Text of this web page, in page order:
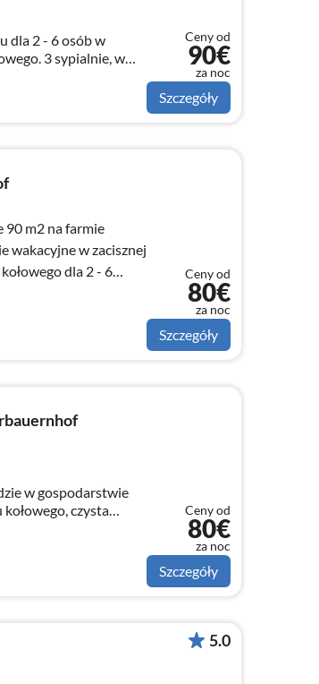
dla 2 - 6 osób w
w
+ 2 duże
Ceny od
90€
za noc
Szczegóły
90 m2 na farmie
wakacyjne w zacisznej
dla 2 - 6
Ceny od
80€
za noc
Szczegóły
w gospodarstwie
czysta
wakacyjne od
Ceny od
80€
za noc
Szczegóły
5.0